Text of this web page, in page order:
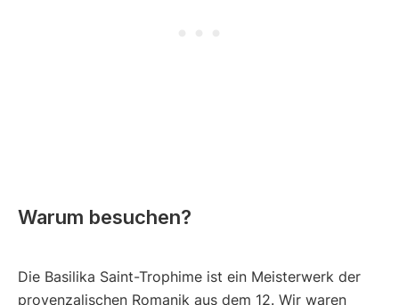
Warum besuchen?
Die Basilika Saint-Trophime ist ein Meisterwerk der
provenzalischen Romanik aus dem 12. Wir waren